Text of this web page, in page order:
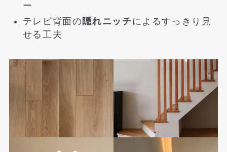
ー
テレビ背面の隠れニッチによるすっきり見
せる工夫